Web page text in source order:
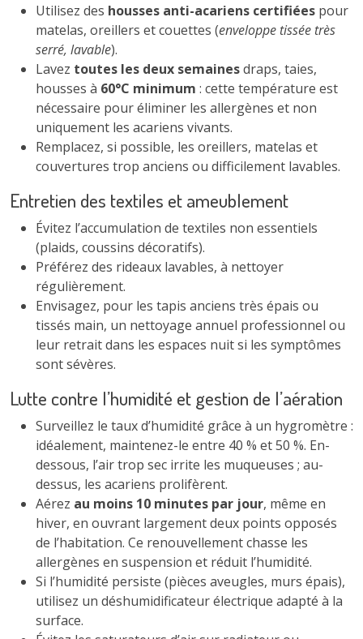
Utilisez des housses anti-acariens certifiées pour
matelas, oreillers et couettes (enveloppe tissée très
serré, lavable).
Lavez toutes les deux semainesdraps, taies,
housses à 60°C minimum : cette température est
nécessaire pour éliminer les allergènes et non
uniquement les acariens vivants.
Remplacez, si possible, les oreillers, matelas et
couvertures trop anciens ou difficilement lavables.
Entretien des textiles et ameublement
Évitez l’accumulation de textiles non essentiels
(plaids, coussins décoratifs).
Préférez des rideaux lavables, à nettoyer
régulièrement.
Envisagez, pour les tapis anciens très épais ou
tissés main, un nettoyage annuel professionnel ou
leur retrait dans les espaces nuit si les symptômes
sont sévères.
Lutte contre l’humidité et gestion de l’aération
Surveillez le taux d’humidité grâce à un hygromètre :
idéalement, maintenez-le entre 40 % et 50 %. En-
dessous, l’air trop sec irrite les muqueuses ; au-
dessus, les acariens prolifèrent.
Aérez au moins 10 minutes par jour, même en
hiver, en ouvrant largement deux points opposés
de l’habitation. Ce renouvellement chasse les
allergènes en suspension et réduit l’humidité.
Si l’humidité persiste (pièces aveugles, murs épais),
utilisez un déshumidificateur électrique adapté à la
surface.